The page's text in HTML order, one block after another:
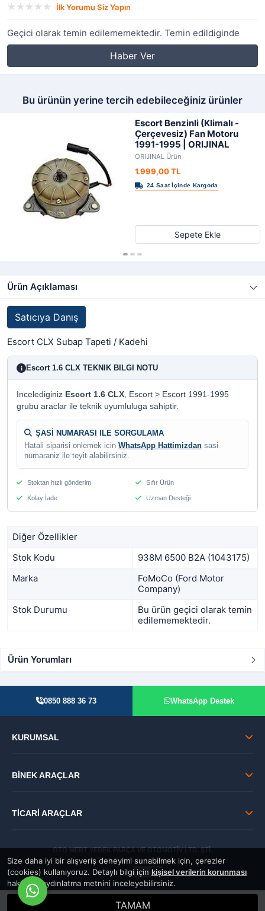
Size daha iyi bir alışveriş deneyimi sunabilmek için, çerezler
(cookies) kullanıyoruz. Detaylı bilgi için kişisel verilerin korunması
hakkında aydınlatma metnini inceleyebilirsiniz.
TAMAM
İlk Yorumu Siz Yapın
Geçici olarak temin edilememektedir. Temin edildiginde
Haber Ver
Bu ürünün yerine tercih edebileceğiniz ürünler
Escort Benzinli (Klimalı -
Çerçevesiz) Fan Motoru
1991-1995 | ORIJINAL
ORIJINAL Ürün
1.999,00 TL
Sepete Ekle
Ürün Açıklaması
Satıcıya Danış
Escort CLX Subap Tapeti / Kadehi
i Escort 1.6 CLX TEKNIK BILGI NOTU
Incelediginiz Escort 1.6 CLX, Escort > Escort 1991-1995
grubu araclar ile teknik uyumluluga sahiptir.
ŞASİ NUMARASI ILE SORGULAMA
Hatali siparisi onlemek icin WhatsApp Hattimizdan sasi
numaraniz ile teyit alabilirsiniz.
Stoktan hızlı gönderim Sıfır Ürün
Kolay İade Uzman Desteği
Diğer Özellikler
Stok Kodu
938M 6500 B2A (1043175)
Marka
FoMoCo (Ford Motor
Company)
Stok Durumu
Bu ürün geçici olarak temin
edilememektedir.
Ürün Yorumları
0850 888 36 73 WhatsApp Destek
KURUMSAL
BİNEK ARAÇLAR
TİCARİ ARAÇLAR
OTO MERT YEDEK PARÇA VE OTOMOTİV LTD. ŞTİ.
© 2026 Tüm Hakları Saklıdır.
GÜVENLİ: